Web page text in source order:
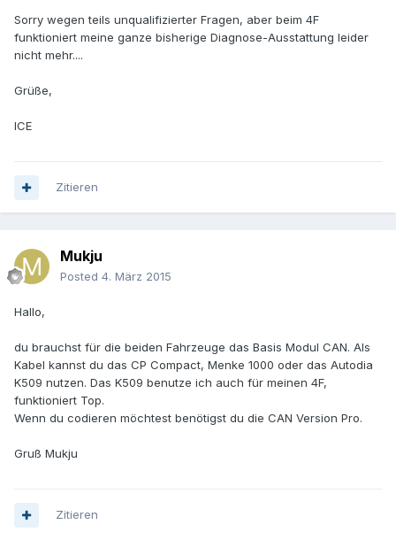
Sorry wegen teils unqualifizierter Fragen, aber beim 4F
funktioniert meine ganze bisherige Diagnose-Ausstattung leider
nicht mehr....
Grüße,
ICE
Zitieren
Mukju
Posted 4. März 2015
Hallo,
du brauchst für die beiden Fahrzeuge das Basis Modul CAN. Als
Kabel kannst du das CP Compact, Menke 1000 oder das Autodia
K509 nutzen. Das K509 benutze ich auch für meinen 4F,
funktioniert Top.
Wenn du codieren möchtest benötigst du die CAN Version Pro.
Gruß Mukju
Zitieren